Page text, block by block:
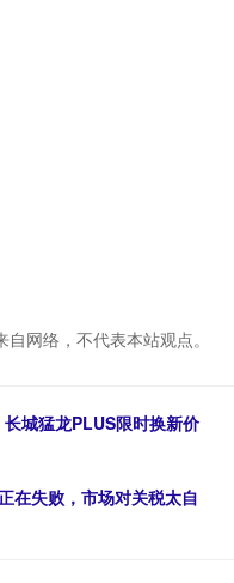
网络，不代表本站观点。
城猛龙PLUS限时换新价
在失败，市场对关税太自